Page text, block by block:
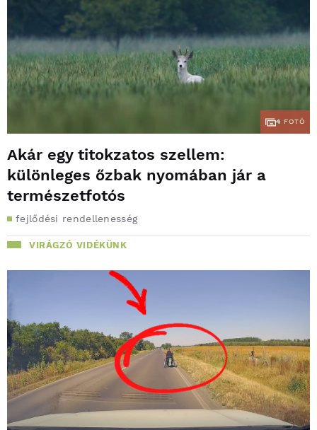
4 FOTÓ
Akár egy titokzatos szellem:
különleges őzbak nyomában jár a
természetfotós
fejlődési rendellenesség
VIRÁGZÓ VIDÉKÜNK